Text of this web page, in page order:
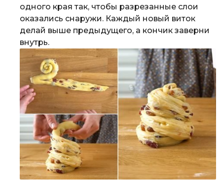
одного края так, чтобы разрезанные слои
оказались снаружи. Каждый новый виток
делай выше предыдущего, а кончик заверни
внутрь.